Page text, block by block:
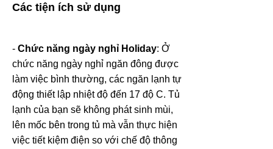
Các tiện ích sử dụng
- Chức năng ngày nghỉ Holiday: Ở
chức năng ngày nghỉ ngăn đông được
làm việc bình thường, các ngăn lạnh tự
động thiết lập nhiệt độ đến 17 độ C. Tủ
lạnh của bạn sẽ không phát sinh mùi,
lên mốc bên trong tủ mà vẫn thực hiện
việc tiết kiệm điện so với chế độ thông